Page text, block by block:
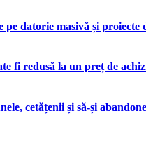
datorie masivă și proiecte
fi redusă la un preț de
cetățenii și să-și